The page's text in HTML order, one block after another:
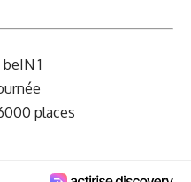
beIN 1
places